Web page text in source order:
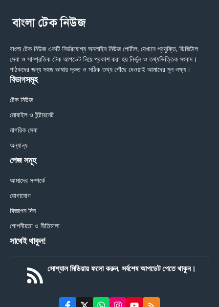
বাংলা টেক নিউজ একটি নির্ভরযোগ্য অনলাইন নিউজ পোর্টাল, যেখানে প্রযুক্তি, ডিজিটাল
সেবা ও সাম্প্রতিক টেক আপডেট নিয়ে প্রকাশ করা হয় নির্ভুল ও তথ্যভিত্তিক সংবাদ।
পাঠকদের জন্য সহজ ভাষায় দ্রুত ও সঠিক তথ্য পৌঁছে দেওয়াই আমাদের মূল লক্ষ্য।
বিভাগসমূহ
টেক নিউজ
মোবাইল ও ইন্টারনেট
নাগরিক সেবা
অন্যান্য
পেজ সমূহ
আমাদের সম্পর্কে
যোগাযোগ
বিজ্ঞাপন দিন
গোপনীয়তা ও নীতিমালা
সাথেই থাকুন!
সোশ্যাল মিডিয়ায় ফলো করুন, সর্বশেষ আপডেট পেতে থাকুন।